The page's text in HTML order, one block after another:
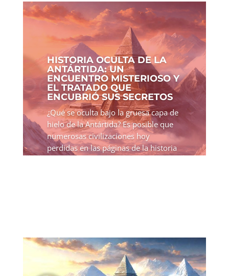
HISTORIA OCULTA DE LA
ANTÁRTIDA: UN
ENCUENTRO MISTERIOSO Y
EL TRATADO QUE
ENCUBRIÓ SUS SECRETOS
¿Qué se oculta bajo la gruesa capa de
hielo de la Antártida? Es posible que
numerosas civilizaciones hoy
perdidas en las páginas de la historia